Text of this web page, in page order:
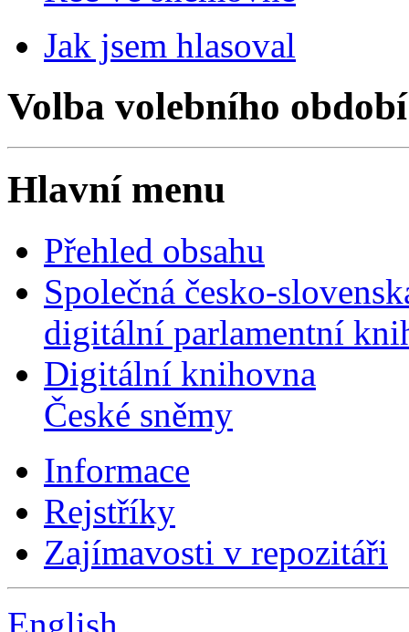
Jak jsem hlasoval
Volba volebního období
Hlavní menu
Přehled obsahu
Společná česko-
digitální parlamentní
Digitální knihovna
České sněmy
Informace
Rejstříky
Zajímavosti v repozitáři